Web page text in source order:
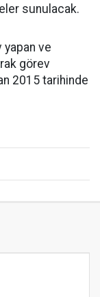
sunulacak.
yapan ve
görev
2015 tarihinde